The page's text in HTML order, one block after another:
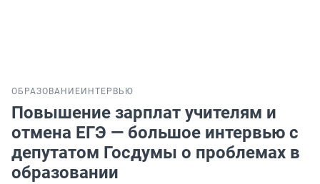
ОБРАЗОВАНИЕ ИНТЕРВЬЮ
Повышение зарплат учителям и
отмена ЕГЭ — большое интервью с
депутатом Госдумы о проблемах в
образовании